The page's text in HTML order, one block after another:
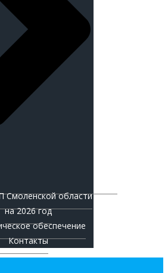
Смоленской области
на 2026 год
обеспечение
Контакты